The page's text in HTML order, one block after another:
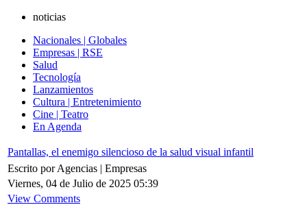
noticias
Nacionales | Globales
Empresas | RSE
Salud
Tecnología
Lanzamientos
Cultura | Entretenimiento
Cine | Teatro
En Agenda
Pantallas, el enemigo silencioso de la salud visual infantil
Escrito por Agencias | Empresas
Viernes, 04 de Julio de 2025 05:39
View Comments